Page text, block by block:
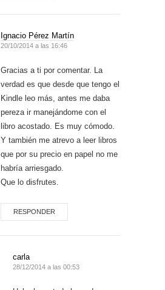
Ignacio Pérez Martín
20/10/2014 a las 16:46
Gracias a ti por comentar. La
verdad es que desde que tengo el
Kindle leo más, antes me daba
pereza ir manejándome con el
libro acostado. Es muy cómodo.
Y también me atrevo a leer libros
que por su precio en papel no me
habría arriesgado.
Que lo disfrutes.
RESPONDER
carla
28/12/2014 a las 00:53